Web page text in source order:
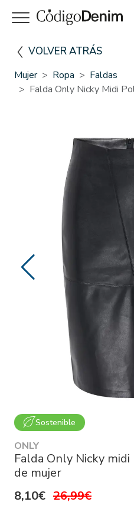
VOLVER ATRÁS
Mujer Ropa
Faldas
Falda Only Nicky Midi
Sostenible
ONLY
Falda Only Nicky
de mujer
8,10€ 26,99€